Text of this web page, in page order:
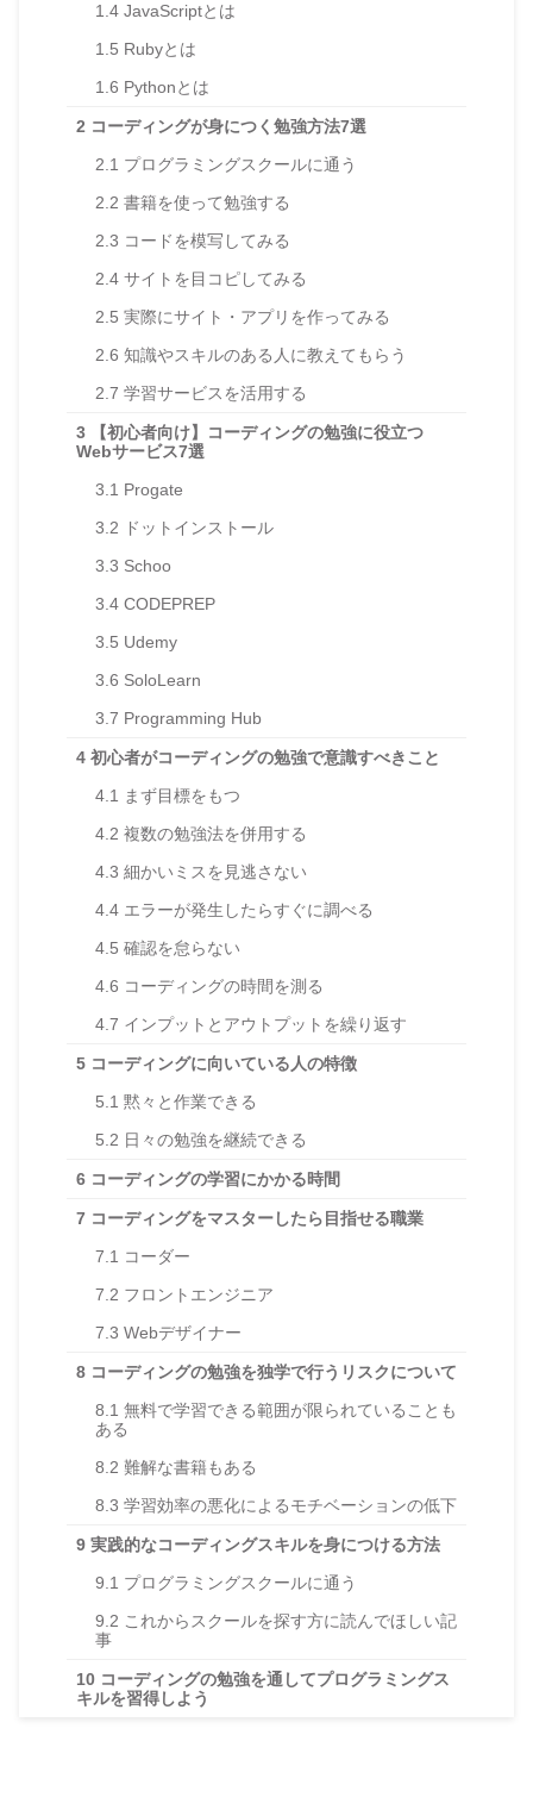
1.4 JavaScriptとは
1.5 Rubyとは
1.6 Pythonとは
2 コーディングが身につく勉強方法7選
2.1 プログラミングスクールに通う
2.2 書籍を使って勉強する
2.3 コードを模写してみる
2.4 サイトを目コピしてみる
2.5 実際にサイト・アプリを作ってみる
2.6 知識やスキルのある人に教えてもらう
2.7 学習サービスを活用する
3 【初心者向け】コーディングの勉強に役立つ
Webサービス7選
3.1 Progate
3.2 ドットインストール
3.3 Schoo
3.4 CODEPREP
3.5 Udemy
3.6 SoloLearn
3.7 Programming Hub
4 初心者がコーディングの勉強で意識すべきこと
4.1 まず目標をもつ
4.2 複数の勉強法を併用する
4.3 細かいミスを見逃さない
4.4 エラーが発生したらすぐに調べる
4.5 確認を怠らない
4.6 コーディングの時間を測る
4.7 インプットとアウトプットを繰り返す
5 コーディングに向いている人の特徴
5.1 黙々と作業できる
5.2 日々の勉強を継続できる
6 コーディングの学習にかかる時間
7 コーディングをマスターしたら目指せる職業
7.1 コーダー
7.2 フロントエンジニア
7.3 Webデザイナー
8 コーディングの勉強を独学で行うリスクについて
8.1 無料で学習できる範囲が限られていることも
ある
8.2 難解な書籍もある
8.3 学習効率の悪化によるモチベーションの低下
9 実践的なコーディングスキルを身につける方法
9.1 プログラミングスクールに通う
9.2 これからスクールを探す方に読んでほしい記
事
10 コーディングの勉強を通してプログラミングス
キルを習得しよう